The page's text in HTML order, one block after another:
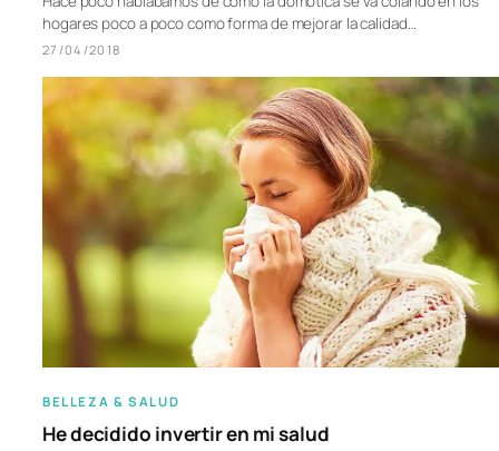
hogares poco a poco como forma de mejorar la calidad…
27/04/2018
BELLEZA & SALUD
He decidido invertir en mi salud